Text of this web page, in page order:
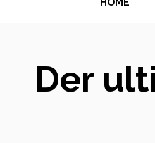
Der